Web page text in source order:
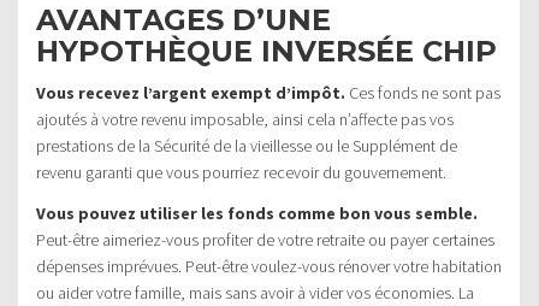
AVANTAGES D’UNE
HYPOTHÈQUE INVERSÉE CHIP
Vous recevez l’argent exempt d’impôt. Ces fonds ne sont pas
ajoutés à votre revenu imposable, ainsi cela n’affecte pas vos
prestations de la Sécurité de la vieillesse ou le Supplément de
revenu garanti que vous pourriez recevoir du gouvernement.
Vous pouvez utiliser les fonds comme bon vous semble.
Peut-être aimeriez-vous profiter de votre retraite ou payer certaines
dépenses imprévues. Peut-être voulez-vous rénover votre habitation
ou aider votre famille, mais sans avoir à vider vos économies. La